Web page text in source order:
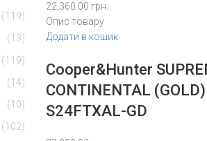
(119)
(13)
(119)
(14)
(10)
(102)
22,360.00 грн.
Опис товару
Додати в кошик
Cooper&Hunter
CONTINENTAL
S24FTXAL-GD